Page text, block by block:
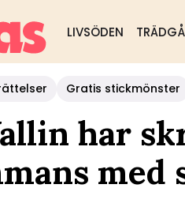
LIVSÖDEN
Gratis stickmönster
har
med